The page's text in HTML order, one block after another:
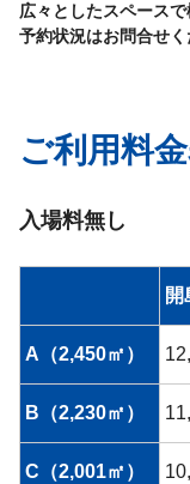
広々としたスペース
予約状況はお問合せく
ご利用料
入場料無し
開
A（2,450㎡）
B（2,230㎡）
C（2,001㎡）